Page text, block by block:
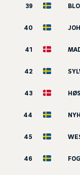
39
40
41
42
43
44
45
46